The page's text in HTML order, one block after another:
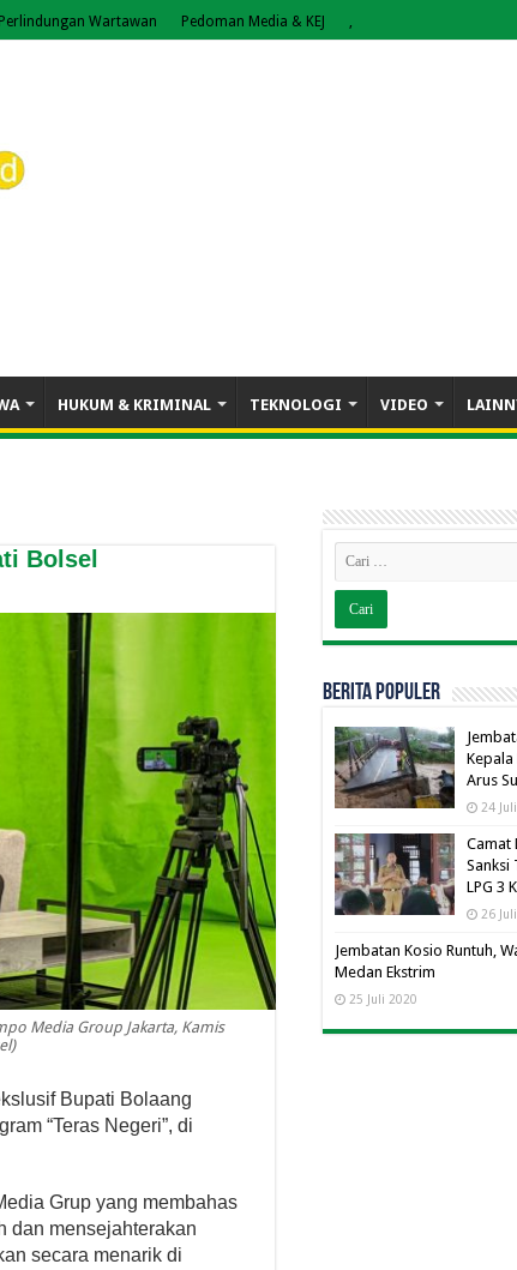
Wartawan Pedoman Media & KEJ ,
HUKUM & KRIMINAL TEKNOLOGI VIDEO
Bolsel
Media Group Jakarta, Kamis
Bupati Bolaang
“Teras Negeri”, di
Grup yang membahas
dan mensejahterakan
secara menarik di
BERITA POPULER
Arus
24
Camat
Sanksi
LPG 3
26
Jembatan Kosio Runtuh,
Medan Ekstrim
25 Juli 2020